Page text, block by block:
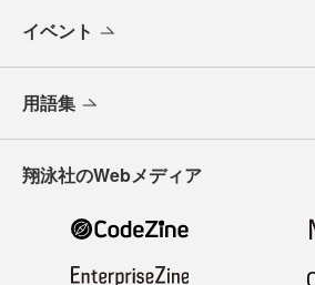
イベント
用語集
翔泳社のWebメディア